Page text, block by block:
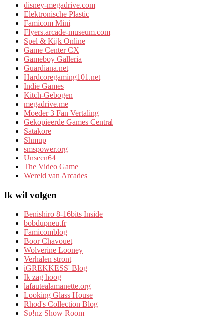
disney-megadrive.com
Elektronische Plastic
Famicom Mini
Flyers.arcade-museum.com
Spel & Kijk Online
Game Center CX
Gameboy Galleria
Guardiana.net
Hardcoregaming101.net
Indie Games
Kitch-Gebogen
megadrive.me
Moeder 3 Fan Vertaling
Gekopieerde Games Central
Satakore
Shmup
smspower.org
Unseen64
The Video Game
Wereld van Arcades
Ik wil volgen
Benishiro 8-16bits Inside
bobdupneu.fr
Famicomblog
Boor Chavouet
Wolverine Looney
Verhalen stront
iGREKKESS' Blog
Ik zag hoog
lafautealamanette.org
Looking Glass House
Rhod's Collection Blog
Sp!nz Show Room